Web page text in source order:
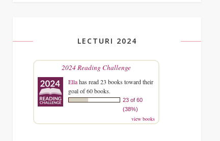
LECTURI 2024
2024 Reading Challenge
Ellahas read 23 books toward their
goal of 60 books.
23 of 60
(38%)
view books